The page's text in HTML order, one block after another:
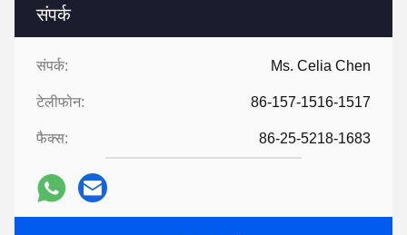
संपर्क
संपर्क: Ms. Celia Chen
टेलीफोन: 86-157-1516-1517
फैक्स: 86-25-5218-1683